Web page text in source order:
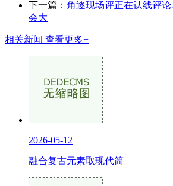
下一篇： 角逐现场评正在认线评
会大
相关新闻 查看更多+
2026-05-12
融合复古元素取现代简